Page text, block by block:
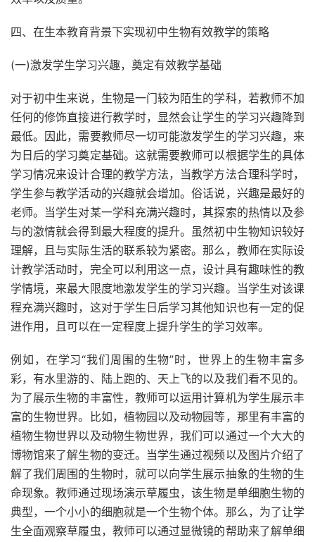
四、在生本教育背景下实现初中生物有效教学的策略
(一)激发学生学习兴趣，奠定有效教学基础
对于初中生来说，生物是一门较为陌生的学科，若教师不加
任何的修饰直接进行教学时，显然会让学生的学习兴趣降到
最低。因此，需要教师尽一切可能激发学生的学习兴趣，来
为日后的学习奠定基础。这就需要教师可以根据学生的具体
学习情况来设计合理的教学方法，当教学方法合理科学时，
学生参与教学活动的兴趣就会增加。俗话说，兴趣是最好的
老师。当学生对某一学科充满兴趣时，其探索的热情以及参
与的激情就会得到最大程度的提升。虽然初中生物知识较好
理解，且与实际生活的联系较为紧密。那么，教师在实际设
计教学活动时，完全可以利用这一点，设计具有趣味性的教
学情境，来最大限度地激发学生的学习兴趣。当学生对该课
程充满兴趣时，这对于学生日后学习其他知识也有一定的促
进作用，且可以在一定程度上提升学生的学习效率。
例如，在学习“我们周围的生物”时，世界上的生物丰富多
彩，有水里游的、陆上跑的、天上飞的以及我们看不见的。
为了展示生物的丰富性，教师可以运用计算机为学生展示丰
富的生物世界。比如，植物园以及动物园等，那里有丰富的
植物生物世界以及动物生物世界，我们可以通过一个大大的
博物馆来了解生物的变迁。当学生通过视频以及图片介绍了
解了我们周围的生物时，就可以向学生展示抽象的生物的生
命现象。教师通过现场演示草履虫，该生物是单细胞生物的
典型，一个小小的细胞就是一个生物个体。那么，为了让学
生全面观察草履虫，教师可以通过显微镜的帮助来了解单细